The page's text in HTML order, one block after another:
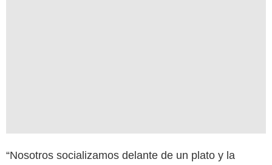
“Nosotros socializamos delante de un plato y la